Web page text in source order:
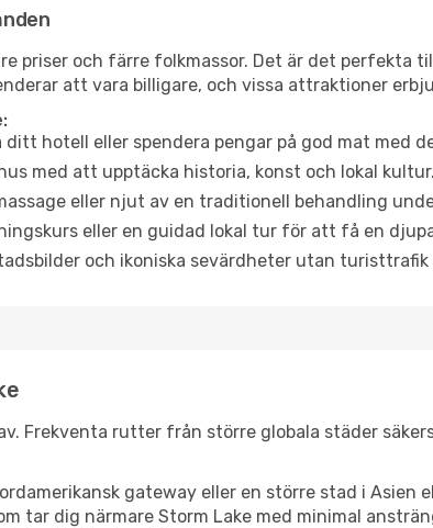
priser och färre folkmassor. Det är det perfekta
att vara billigare, och vissa attraktioner
ditt hotell eller spendera pengar på god mat med
med att upptäcka historia, konst och lokal kultur.
eller njut av en traditionell behandling
eller en guidad lokal tur för att få en
och ikoniska sevärdheter utan turisttrafik
Frekventa rutter från större globala städer
gateway eller en större stad i Asien
tar dig närmare Storm Lake med minimal